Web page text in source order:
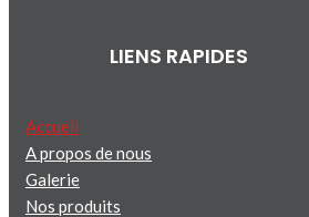
LIENS RAPIDES
Accueil
A propos de nous
Galerie
Nos produits